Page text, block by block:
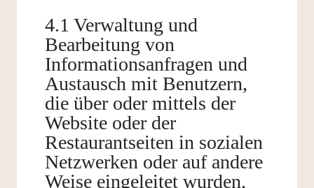
4.1 Verwaltung und
Bearbeitung von
Informationsanfragen und
Austausch mit Benutzern,
die über oder mittels der
Website oder der
Restaurantseiten in sozialen
Netzwerken oder auf andere
Weise eingeleitet wurden,